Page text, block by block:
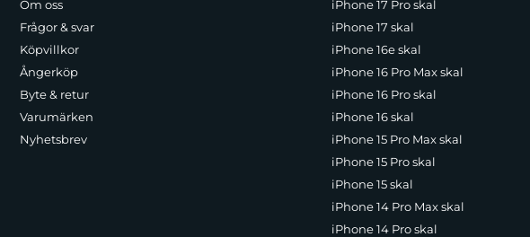
Om oss
Frågor & svar
Köpvillkor
Ångerköp
Byte & retur
Varumärken
Nyhetsbrev
iPhone 17 Pro skal
iPhone 17 skal
iPhone 16e skal
iPhone 16 Pro Max skal
iPhone 16 Pro skal
iPhone 16 skal
iPhone 15 Pro Max skal
iPhone 15 Pro skal
iPhone 15 skal
iPhone 14 Pro Max skal
iPhone 14 Pro skal